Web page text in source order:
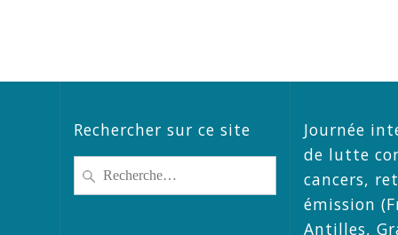
Rechercher sur ce site
pour
Journée
de lutte
cancers,
émission
Antilles,